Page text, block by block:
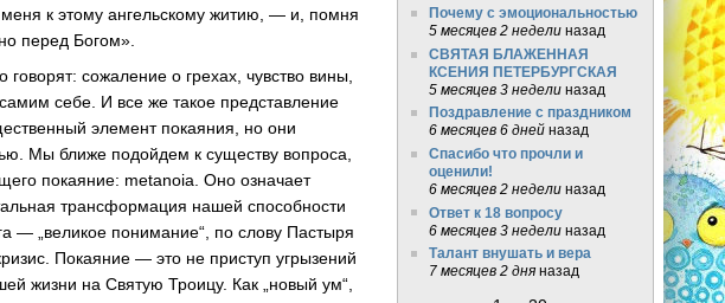
к этому ангельскому житию, — и, помня
перед Богом».
сожаление о грехах, чувство вины,
себе. И все же такое представление
элемент покаяния, но они
Мы ближе подойдем к существу вопроса,
покаяние: metanoia. Оно означает
трансформация нашей способности
— „великое понимание“, по слову Пастыря
Покаяние — это не приступ угрызений
жизни на Святую Троицу. Как „новый ум“,
Почему с эмоциональностью
5 месяцев 2 неделиназад
СВЯТАЯ БЛАЖЕННАЯ
КСЕНИЯ ПЕТЕРБУРГСКАЯ
5 месяцев 3 неделиназад
Поздравление с праздником
6 месяцев 6 днейназад
Спасибо что прочли и
оценили!
6 месяцев 2 неделиназад
Ответ к 18 вопросу
6 месяцев 3 неделиназад
Талант внушать и вера
7 месяцев 2 дняназад